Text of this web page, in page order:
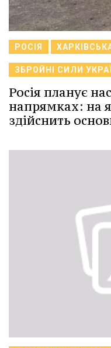
РОСІЯ
ЗБРОЙНІ СИЛИ
Росія планує
напрямках: на
здійснить